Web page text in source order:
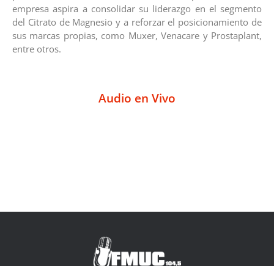
empresa aspira a consolidar su liderazgo en el segmento
del Citrato de Magnesio y a reforzar el posicionamiento de
sus marcas propias, como Muxer, Venacare y Prostaplant,
entre otros.
Audio en Vivo